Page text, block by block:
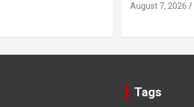
August 7, 2026
Tags